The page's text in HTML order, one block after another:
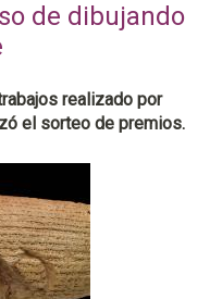
de dibujando
realizado por
el sorteo de premios.